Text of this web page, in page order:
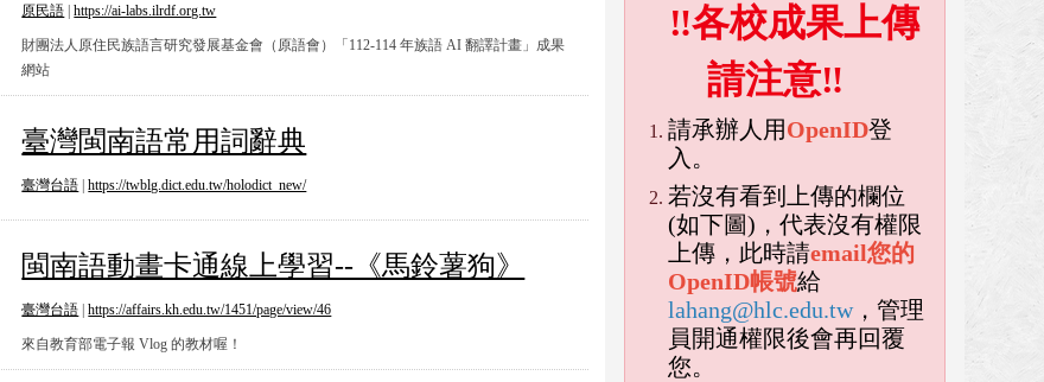
原民語 |https://ai-labs.ilrdf.org.tw
財團法人原住民族語言研究發展基金會（原語會）「112-114 年族語 AI 翻譯計畫」成果
網站
臺灣閩南語常用詞辭典
臺灣閩南語常用詞辭典
臺灣台語 |https://twblg.dict.edu.tw/holodict_new/
閩南語動畫卡通線上學習--《馬鈴薯狗》
閩南語動畫卡通線上學習--《馬鈴薯狗》
臺灣台語 |https://affairs.kh.edu.tw/1451/page/view/46
來自教育部電子報 Vlog 的教材喔！
‼各校成果上傳
請注意‼
請承辦人用OpenID登
入。
若沒有看到上傳的欄位
(如下圖)，代表沒有權限
上傳，此時請email您的
OpenID帳號給
lahang@hlc.edu.tw，管理
員開通權限後會再回覆
您。